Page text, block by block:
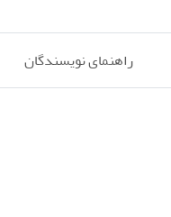
راهنمای نویسندگان